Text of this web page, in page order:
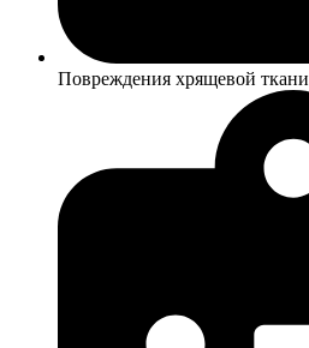
Повреждения хрящевой ткани